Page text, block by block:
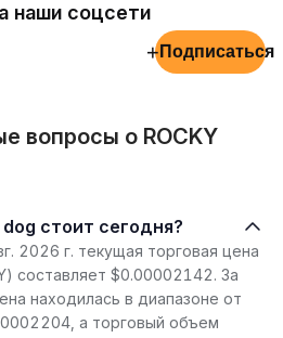
наши соцсети
+ Подписаться
вопросы о ROCKY
dog стоит сегодня?
2026 г. текущая торговая цена
составляет $0.00002142. За
находилась в диапазоне от
а торговый объем